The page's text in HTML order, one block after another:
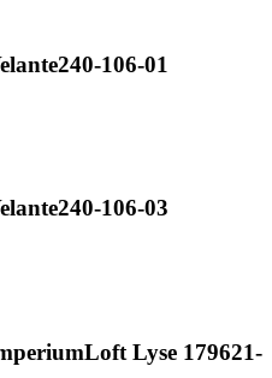
106-01
106-03
Lyse 179621-